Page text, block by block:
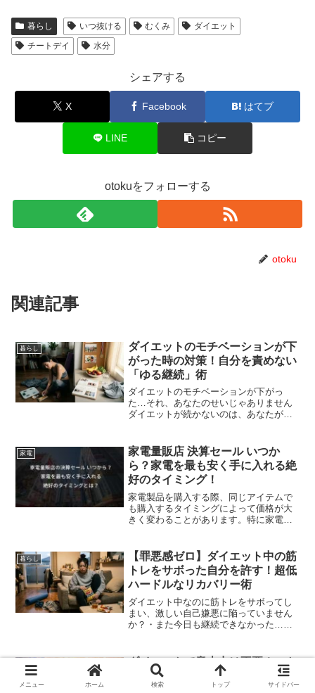
暮らし いつ抜ける むくみ
ダイエット
チートデイ
水分
シェアする
X Facebook はてブ
LINE コピー
otokuをフォローする
otoku
関連記事
暮らし
ダイエットのモチベーションが下
がった時の対策！自分を責めない
「ゆる継続」術
ダイエットのモチベーションが下がっ
た…それ、あなたのせいじゃありません
ダイエットが続かないのは、あなたが悪
は、人間の体が持つ自然な反応なので
す。・また食べてしまった・運...
家電
家電量販店 決算セール いつか
ら？家電を最も安く手に入れる絶
好のタイミング！
家電製品を購入する際、同じアイテムで
も購入するタイミングによって価格が大
きく変わることがあります。特に家電量
す。家電を購入する際、誰もが少しでも
安く手に入れたいと考えます...
暮らし
【罪悪感ゼロ】ダイエット中の筋
トレをサボった自分を許す！超低
ハードルなリカバリー術
ダイエット中なのに筋トレをサボってし
まい、激しい自己嫌悪に陥っていません
か？・また今日も継続できなかった…・
に、まずは結論からお伝えします。今日
筋トレを休んだからといって...
ダイエットで意志力は不要！スト
レス食いを抑える方法の「戦略的
カロリー枠」と15分ルール
メニュー ホーム 検索 トップ サイドバー